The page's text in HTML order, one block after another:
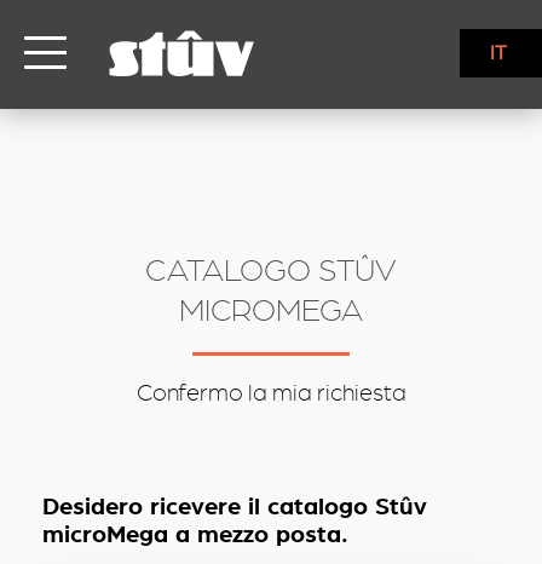
IT
CATALOGO STÛV
MICROMEGA
Confermo la mia richiesta
Desidero ricevere il catalogo Stûv
microMega a mezzo posta.